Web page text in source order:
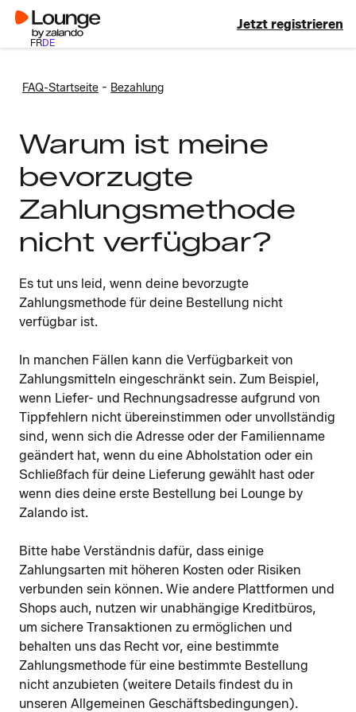
FRDE
Jetzt registrieren
FAQ-Startseite - Bezahlung
Warum ist meine
bevorzugte
Zahlungsmethode
nicht verfügbar?
Es tut uns leid, wenn deine bevorzugte
Zahlungsmethode für deine Bestellung nicht
verfügbar ist.
In manchen Fällen kann die Verfügbarkeit von
Zahlungsmitteln eingeschränkt sein. Zum Beispiel,
wenn Liefer- und Rechnungsadresse aufgrund von
Tippfehlern nicht übereinstimmen oder unvollständig
sind, wenn sich die Adresse oder der Familienname
geändert hat, wenn du eine Abholstation oder ein
Schließfach für deine Lieferung gewählt hast oder
wenn dies deine erste Bestellung bei Lounge by
Zalando ist.
Bitte habe Verständnis dafür, dass einige
Zahlungsarten mit höheren Kosten oder Risiken
verbunden sein können. Wie andere Plattformen und
Shops auch, nutzen wir unabhängige Kreditbüros,
um sichere Transaktionen zu ermöglichen und
behalten uns das Recht vor, eine bestimmte
Zahlungsmethode für eine bestimmte Bestellung
nicht anzubieten (weitere Details findest du in
unseren Allgemeinen Geschäftsbedingungen).